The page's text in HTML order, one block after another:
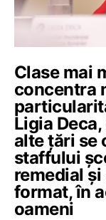
Clase mai
concentra
Ligia
alte țări se
staffului
remedial
format, în
oameni